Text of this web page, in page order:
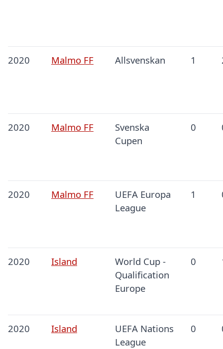
2020 Malmo FF Allsvenskan 1
2020 Malmo FF
Svenska
Cupen
0
2020 Malmo FF
UEFA Europa
League
1
2020 Island
World Cup -
Qualification
Europe
0
2020 Island
UEFA Nations
League
0